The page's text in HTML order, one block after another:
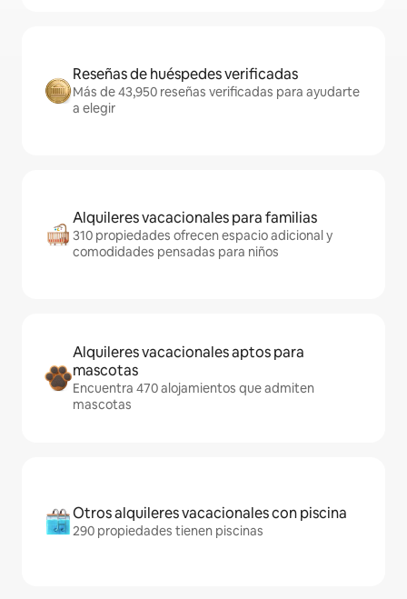
Reseñas de huéspedes verificadas
Más de 43,950 reseñas verificadas para ayudarte
a elegir
Alquileres vacacionales para familias
310 propiedades ofrecen espacio adicional y
comodidades pensadas para niños
Alquileres vacacionales aptos para
mascotas
Encuentra 470 alojamientos que admiten
mascotas
Otros alquileres vacacionales con piscina
290 propiedades tienen piscinas